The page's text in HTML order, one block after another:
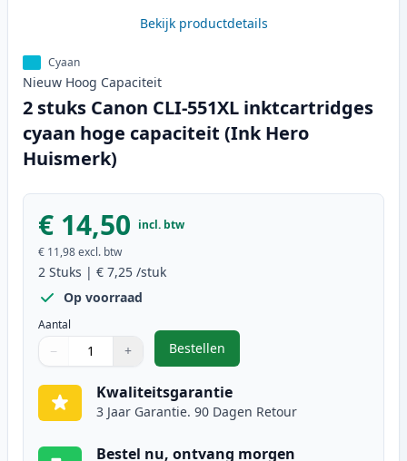
Bekijk productdetails
Cyaan
Nieuw Hoog Capaciteit
2 stuks Canon CLI-551XL inktcartridges
cyaan hoge capaciteit (Ink Hero
Huismerk)
€ 14,50 incl. btw
€ 11,98excl. btw
2 Stuks | € 7,25 /stuk
Op voorraad
Aantal
Gebruik de knoppen om aan te passen
− +
1
Bestellen
,2 stuks Canon CLI-551XL
Kwaliteitsgarantie
3 Jaar Garantie. 90 Dagen Retour
Bestel nu, ontvang morgen